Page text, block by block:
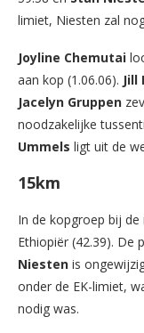
limiet, Niesten zal
Joyline Chemutai
aan kop (1.06.06). Jill
Jacelyn Gruppen
noodzakelijke
Ummels ligt uit de
15km
In de kopgroep bij
Ethiopiër (42.39). De
Niesten is
onder de EK-limiet,
nodig was.